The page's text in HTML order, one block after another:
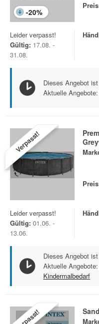
-20%
Leider verpasst!
Gültig: 17.08. -
31.08.
Dieses Angebot
Aktuelle Angebote:
Verpasst!
Leider verpasst!
Gültig: 01.06. -
13.06.
Dieses Angebot
Aktuelle Angebote:
Kindermalbedarf